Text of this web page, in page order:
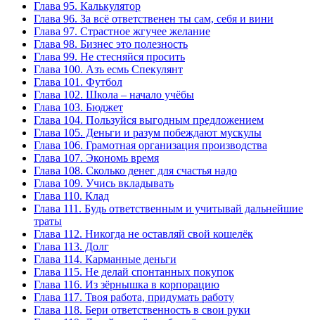
Глава 95. Калькулятор
Глава 96. За всё ответственен ты сам, себя и вини
Глава 97. Страстное жгучее желание
Глава 98. Бизнес это полезность
Глава 99. Не стесняйся просить
Глава 100. Азъ есмь Спекулянт
Глава 101. Футбол
Глава 102. Школа – начало учёбы
Глава 103. Бюджет
Глава 104. Пользуйся выгодным предложением
Глава 105. Деньги и разум побеждают мускулы
Глава 106. Грамотная организация производства
Глава 107. Экономь время
Глава 108. Сколько денег для счастья надо
Глава 109. Учись вкладывать
Глава 110. Клад
Глава 111. Будь ответственным и учитывай дальнейшие
траты
Глава 112. Никогда не оставляй свой кошелёк
Глава 113. Долг
Глава 114. Карманные деньги
Глава 115. Не делай спонтанных покупок
Глава 116. Из зёрнышка в корпорацию
Глава 117. Твоя работа, придумать работу
Глава 118. Бери ответственность в свои руки